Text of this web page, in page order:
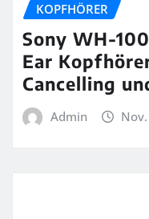
KOPFHÖRER
Sony WH-
Ear
Cancelling
Admin